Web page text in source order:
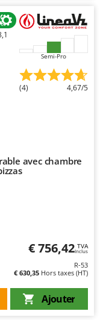
Semi-Pro
(4) 4,67/5
avec chambre
€ 756,42 TVA
Inclus
R-53
€ 630,35 Hors taxes (HT)
Ajouter